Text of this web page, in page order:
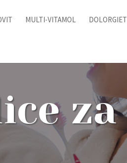
MULTI-VITAMOL DOLORGIET
za